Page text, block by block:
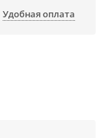
Удобная оплата